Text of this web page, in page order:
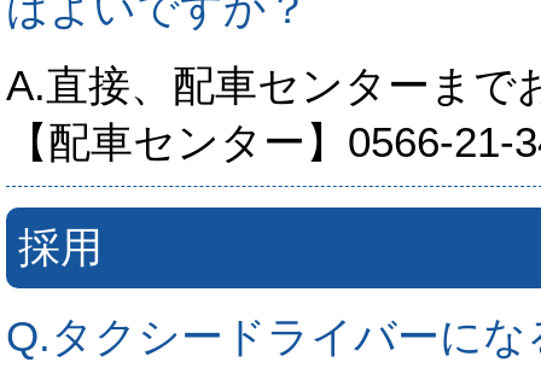
A.直接、配車センターまで
【配車センター】0566-21-
採用
Q.タクシードライバーに